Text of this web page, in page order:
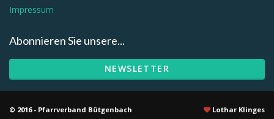
Impressum
Abonnieren Sie unsere...
NEWSLETTER
© 2016 - Pfarrverband Bütgenbach Lothar Klinges